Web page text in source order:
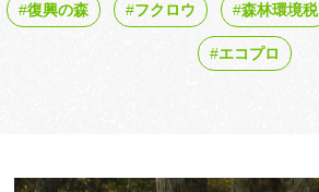
復興の森 フクロウ 森林環境税
エコプロ